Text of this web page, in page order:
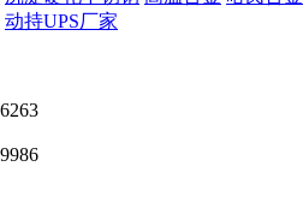
动持UPS厂家